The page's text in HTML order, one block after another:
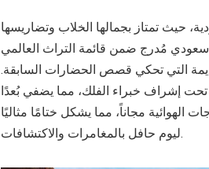
حيث تمتاز بجمالها الخلاب وتضاريسها
مُدرج ضمن قائمة التراث العالمي
التي تحكي قصص الحضارات السابقة.
إشراف خبراء الفلك، مما يضفي بُعدًا
مجاناً، مما يشكل ختامًا مثاليًا
ليوم حافل بالمغامرات والاكتشافات.